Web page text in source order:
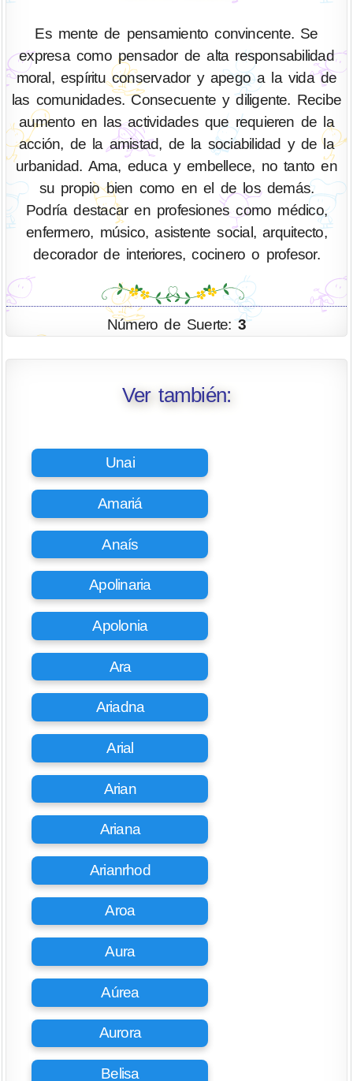
Es mente de pensamiento convincente. Se
expresa como pensador de alta responsabilidad
moral, espíritu conservador y apego a la vida de
las comunidades. Consecuente y diligente. Recibe
aumento en las actividades que requieren de la
acción, de la amistad, de la sociabilidad y de la
urbanidad. Ama, educa y embellece, no tanto en
su propio bien como en el de los demás.
Podría destacar en profesiones como médico,
enfermero, músico, asistente social, arquitecto,
decorador de interiores, cocinero o profesor.
Número de Suerte:3
Ver también:
Unai
Amariá
Anaís
Apolinaria
Apolonia
Ara
Ariadna
Arial
Arian
Ariana
Arianrhod
Aroa
Aura
Aúrea
Aurora
Belisa